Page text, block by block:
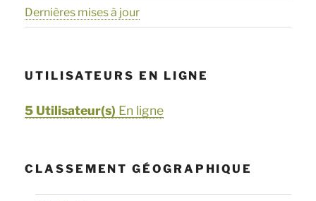
Dernières mises à jour
UTILISATEURS EN LIGNE
5 Utilisateur(s) En ligne
CLASSEMENT GÉOGRAPHIQUE